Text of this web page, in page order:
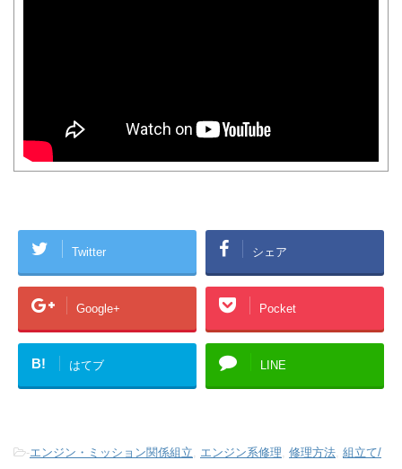
Twitter シェア
Google+ Pocket
B! はてブ LINE
-エンジン・ミッション関係組立 エンジン系修理 修理方法 組立て/